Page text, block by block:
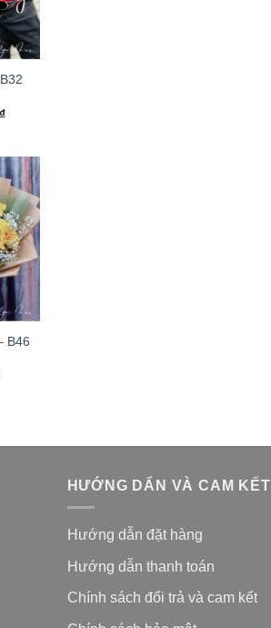
₫
B46
HƯỚNG DẨN VÀ CAM KẾT
Hướng dẫn đặt hàng
Hướng dẫn thanh toán
Chính sách đổi trả và cam kết